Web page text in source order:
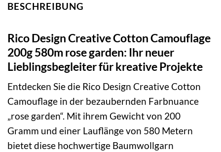
BESCHREIBUNG
Rico Design Creative Cotton Camouflage
200g 580m rose garden: Ihr neuer
Lieblingsbegleiter für kreative Projekte
Entdecken Sie die Rico Design Creative Cotton
Camouflage in der bezaubernden Farbnuance
„rose garden“. Mit ihrem Gewicht von 200
Gramm und einer Lauflänge von 580 Metern
bietet diese hochwertige Baumwollgarn